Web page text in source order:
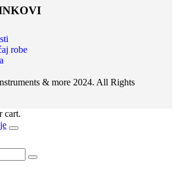
robe
& more 2024. All Rights
cart.